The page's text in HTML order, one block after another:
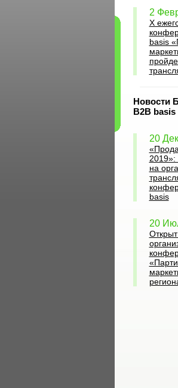
2
X
basis
Новости
B2B basis
20
2019»:
на
basis
20